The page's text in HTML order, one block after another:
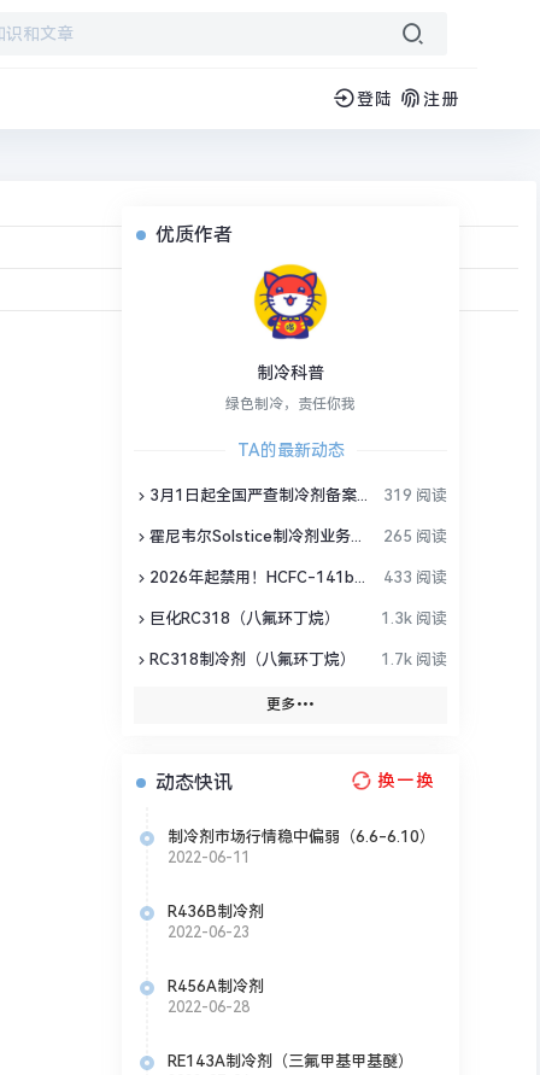
登陆 注册
优质作者
制冷科普
绿色制冷，责任你我
TA的最新动态
3月1日起全国严查制冷剂备案，行业洗牌加速 319 阅读
霍尼韦尔Solstice制冷剂业务独立，制冷剂产品会变吗？ 265 阅读
2026年起禁用！HCFC-141b替代方案全盘点 433 阅读
巨化RC318（八氟环丁烷） 1.3k 阅读
RC318制冷剂（八氟环丁烷） 1.7k 阅读
更多
动态快讯 换一换
制冷剂市场行情稳中偏弱（6.6-6.10）
2022-06-11
R436B制冷剂
2022-06-23
R456A制冷剂
2022-06-28
RE143A制冷剂（三氟甲基甲基醚）